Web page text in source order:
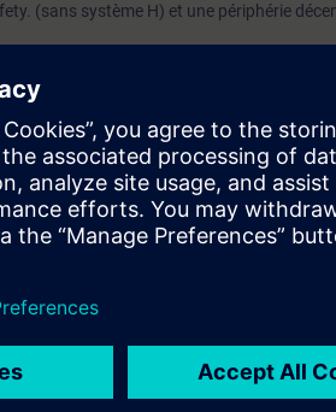
(sans système H) et une périphérie
et F-KOP
Safety.
ou au TIA-PRO2
sur internet pour vous assurer
apprentissage en ligne(Web Based
au cours de présence le module d'auto
permet d'accroître votre succès personnel
sur internet pour vous assurer